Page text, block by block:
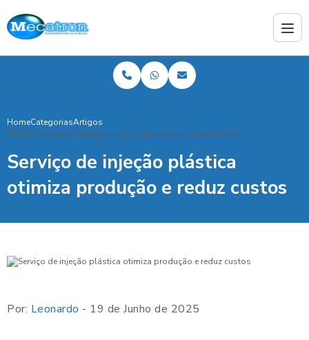
HomeCategoriasArtigos
Serviço de injeção plástica otimiza produção e reduz custos
Serviço de injeção plástica
otimiza produção e reduz custos
Por: Leonardo - 19 de Junho de 2025